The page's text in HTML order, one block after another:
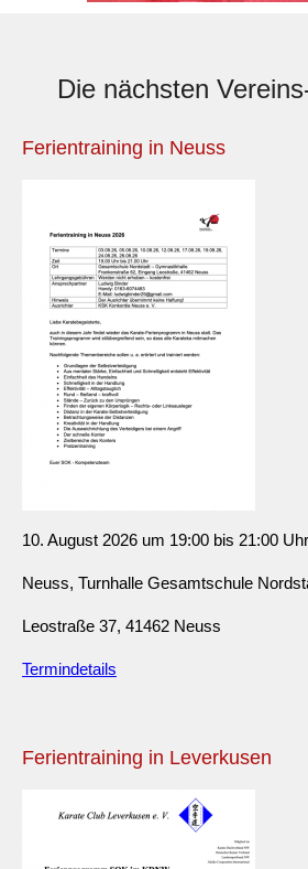
Die nächsten
Ferientraining in Neuss
10. August 2026 um 19:00 bis 21:00 Uhr
Neuss, Turnhalle Gesamtschule
Leostraße 37, 41462 Neuss
Termindetails
Ferientraining in Leverkusen